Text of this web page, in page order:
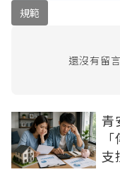
規範
還沒有留
青
支